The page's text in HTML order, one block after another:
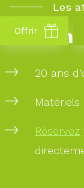
Les
20 ans
Réservez
Offrir
SÉCURISÉ